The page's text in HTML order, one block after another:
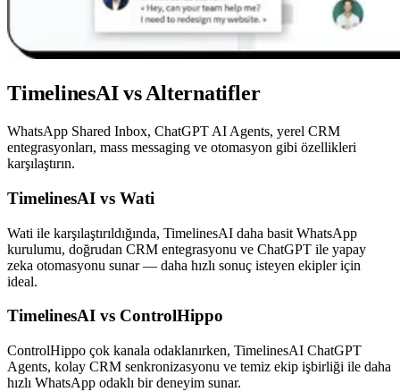
TimelinesAI vs Alternatifler
WhatsApp Shared Inbox, ChatGPT AI Agents, yerel CRM
entegrasyonları, mass messaging ve otomasyon gibi özellikleri
karşılaştırın.
TimelinesAI vs Wati
Wati ile karşılaştırıldığında, TimelinesAI daha basit WhatsApp
kurulumu, doğrudan CRM entegrasyonu ve ChatGPT ile yapay
zeka otomasyonu sunar — daha hızlı sonuç isteyen ekipler için
ideal.
TimelinesAI vs ControlHippo
ControlHippo çok kanala odaklanırken, TimelinesAI ChatGPT
Agents, kolay CRM senkronizasyonu ve temiz ekip işbirliği ile daha
hızlı WhatsApp odaklı bir deneyim sunar.